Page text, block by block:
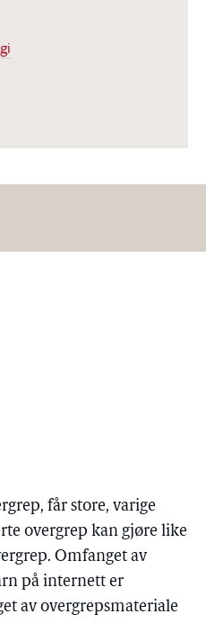
får store, varige
overgrep kan gjøre like
Omfanget av
på internett er
av overgrepsmateriale